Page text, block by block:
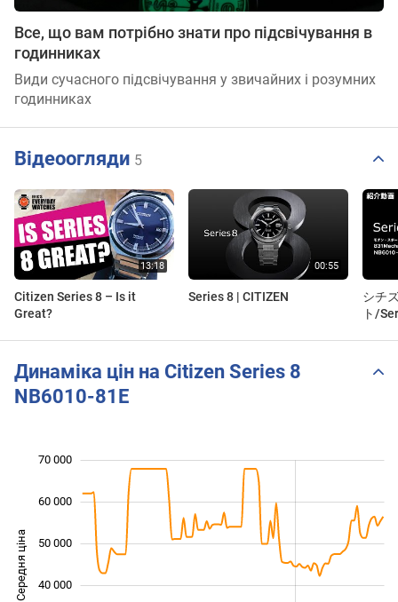
Все, що вам потрібно знати про підсвічування в
годинниках
Види сучасного підсвічування у звичайних і розумних
годинниках
Відеоогляди 5
Citizen Series 8 – Is it
Great?
Series 8 | CITIZEN
シチ
ト/
Динаміка цін на Citizen Series 8
NB6010-81E
Середня ціна 40 000
50 000
60 000
70 000